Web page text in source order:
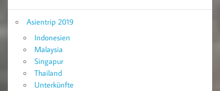
Asientrip 2019
Indonesien
Malaysia
Singapur
Thailand
Unterkünfte